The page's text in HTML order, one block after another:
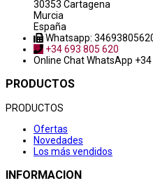
30353 Cartagena
Murcia
España
Whatsapp:
+34 693 805 620
Online ChatWhatsApp
PRODUCTOS
PRODUCTOS
Ofertas
Novedades
Los más vendidos
INFORMACION